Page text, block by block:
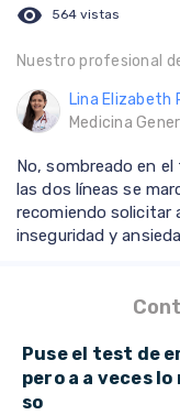
visibility 564 vistas
Nuestro profesional
Lina Elizabeth
Medicina
No, sombreado en
las dos líneas se
recomiendo solicitar
inseguridad y
Puse el test de
pero a a veces
so